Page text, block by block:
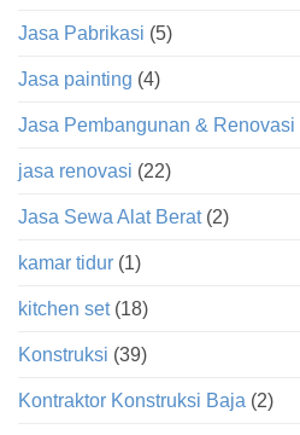
Jasa Pabrikasi (5)
Jasa painting (4)
Jasa Pembangunan & Renovasi
jasa renovasi (22)
Jasa Sewa Alat Berat(2)
kamar tidur (1)
kitchen set(18)
Konstruksi (39)
Kontraktor Konstruksi Baja (2)